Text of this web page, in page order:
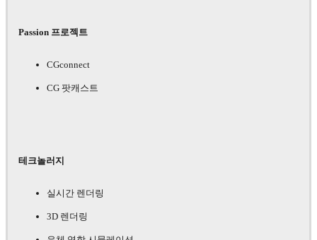
Passion 프로젝트
CGconnect
CG 팟캐스트
테크놀러지
실시간 렌더링
3D 렌더링